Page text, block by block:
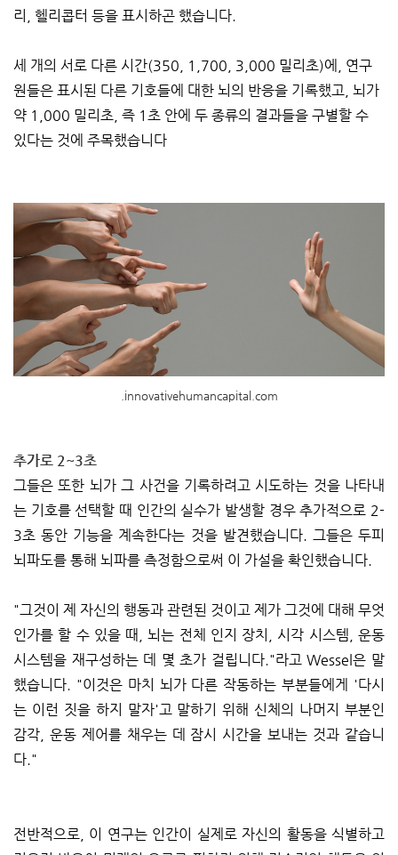
리, 헬리콥터 등을 표시하곤 했습니다.
세 개의 서로 다른 시간(350, 1,700, 3,000 밀리초)에, 연구
원들은 표시된 다른 기호들에 대한 뇌의 반응을 기록했고, 뇌가
약 1,000 밀리초, 즉 1초 안에 두 종류의 결과들을 구별할 수
있다는 것에 주목했습니다
.innovativehumancapital.com
추가로 2~3초
그들은 또한 뇌가 그 사건을 기록하려고 시도하는 것을 나타내
는 기호를 선택할 때 인간의 실수가 발생할 경우 추가적으로 2-
3초 동안 기능을 계속한다는 것을 발견했습니다. 그들은 두피
뇌파도를 통해 뇌파를 측정함으로써 이 가설을 확인했습니다.
"그것이 제 자신의 행동과 관련된 것이고 제가 그것에 대해 무엇
인가를 할 수 있을 때, 뇌는 전체 인지 장치, 시각 시스템, 운동
시스템을 재구성하는 데 몇 초가 걸립니다."라고 Wessel은 말
했습니다. "이것은 마치 뇌가 다른 작동하는 부분들에게 '다시
는 이런 짓을 하지 말자'고 말하기 위해 신체의 나머지 부분인
감각, 운동 제어를 채우는 데 잠시 시간을 보내는 것과 같습니
다."
전반적으로, 이 연구는 인간이 실제로 자신의 활동을 식별하고